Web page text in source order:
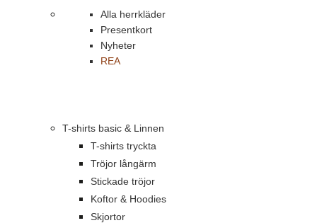
Alla herrkläder
Presentkort
Nyheter
REA
T-shirts basic & Linnen
T-shirts tryckta
Tröjor långärm
Stickade tröjor
Koftor & Hoodies
Skjortor